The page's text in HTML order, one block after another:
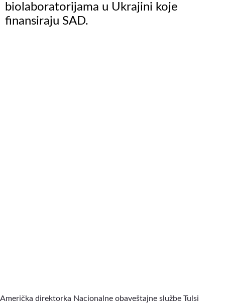
biolaboratorijama u Ukrajini koje
finansiraju SAD.
Američka direktorka Nacionalne obaveštajne službe Tulsi